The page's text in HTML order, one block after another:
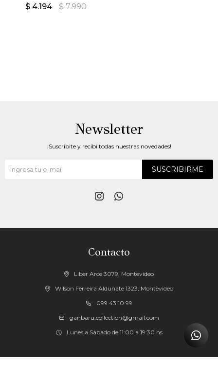
$ 4.194 $ 7.990
Contacto
Liber Arce 3079, Montevideo
Wilson Ferreira Aldunate 1323, Montevideo
099 43 10 99
ganbaru.collection@gmail.com
Lunes a Sábado de 11:00 a 19:30 hs
Newsletter
¡Suscribite y recibí todas nuestras novedades!
SUSCRIBIRME
 